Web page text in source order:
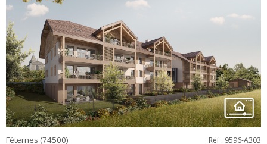
voir le
bien
Féternes (74500)
Réf : 9596-A303